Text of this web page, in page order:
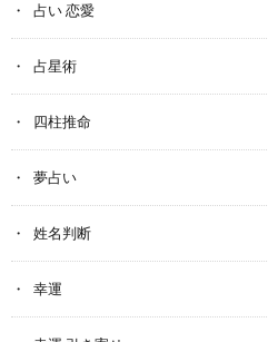
占い 恋愛
占星術
四柱推命
夢占い
姓名判断
幸運